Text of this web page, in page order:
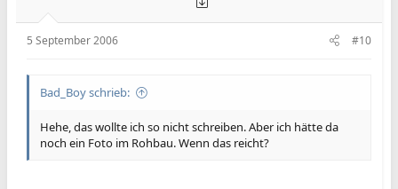
5 September 2006 #10
Bad_Boy schrieb:
Hehe, das wollte ich so nicht schreiben. Aber ich hätte da
noch ein Foto im Rohbau. Wenn das reicht?